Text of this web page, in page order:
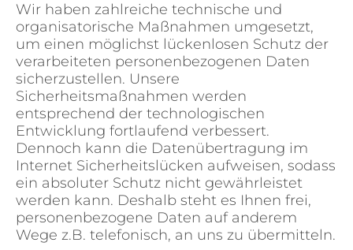
Wir haben zahlreiche technische und
organisatorische Maßnahmen umgesetzt,
um einen möglichst lückenlosen Schutz der
verarbeiteten personenbezogenen Daten
sicherzustellen. Unsere
Sicherheitsmaßnahmen werden
entsprechend der technologischen
Entwicklung fortlaufend verbessert.
Dennoch kann die Datenübertragung im
Internet Sicherheitslücken aufweisen, sodass
ein absoluter Schutz nicht gewährleistet
werden kann. Deshalb steht es Ihnen frei,
personenbezogene Daten auf anderem
Wege z.B. telefonisch, an uns zu übermitteln.